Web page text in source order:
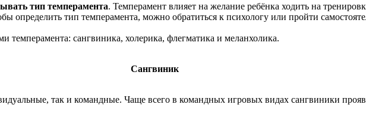
тип темперамента. Темперамент влияет на желание ребёнка ходить на
определить тип темперамента, можно обратиться к психологу или пройти
сангвиника, холерика, флегматика и меланхолика.
Сангвиник
так и командные. Чаще всего в командных игровых видах сангвиники